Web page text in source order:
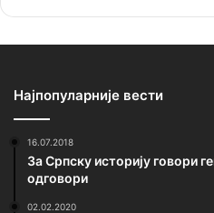
Најпопуларније вести
16.07.2018
За Српску историју говори
одговори
02.02.2020